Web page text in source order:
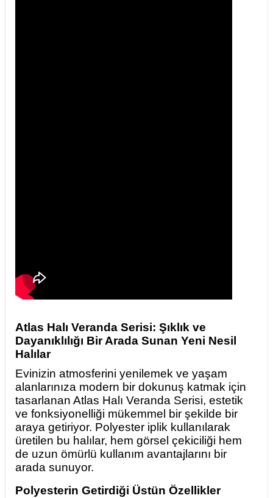
Atlas Halı Veranda Serisi: Şıklık ve
Dayanıklılığı Bir Arada Sunan Yeni Nesil
Halılar
Evinizin atmosferini yenilemek ve yaşam
alanlarınıza modern bir dokunuş katmak için
tasarlanan Atlas Halı Veranda Serisi, estetik
ve fonksiyonelliği mükemmel bir şekilde bir
araya getiriyor. Polyester iplik kullanılarak
üretilen bu halılar, hem görsel çekiciliği hem
de uzun ömürlü kullanım avantajlarını bir
arada sunuyor.
Polyesterin Getirdiği Üstün Özellikler